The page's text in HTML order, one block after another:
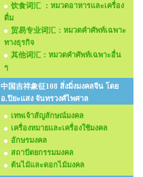
饮食词汇 ：หมวดอาหารและเครื่อง
ดื่ม
贸易专业词汇：หมวดคำศัพท์เฉพาะ
ทางธุรกิจ
其他词汇：หมวดคำศัพท์เฉพาะอื่น
ๆ
中国吉祥象征108 สิ่งมิ่งมงคลจีน โดย
อ.ปิยะแสง จันทรวงศ์ไพศาล
เทพเจ้าสัญลักษณ์มงคล
เครื่องหมายและเครื่องใช้มงคล
อักษรมงคล
สถาปัตยกรรมมงคล
ต้นไม้และดอกไม้มงคล